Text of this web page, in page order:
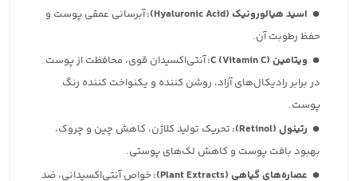
اسید هیالورونیک (Hyaluronic Acid):
آبرسانی عمقی پوست و
حفظ رطوبت آن.
ویتامین C (Vitamin C):
آنتی‌اکسیدان قوی، محافظت از پوست
در برابر رادیکال‌های آزاد، روشن کننده و یکنواخت کننده رنگ
پوست.
رتینول (Retinol):
تحریک تولید کلاژن، کاهش چین و چروک،
بهبود بافت پوست و کاهش لک‌های پوستی.
عصاره‌های گیاهی (Plant Extracts):
خواص آنتی‌اکسیدانی، ضد